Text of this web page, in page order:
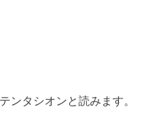
ンタシオンと読みます。